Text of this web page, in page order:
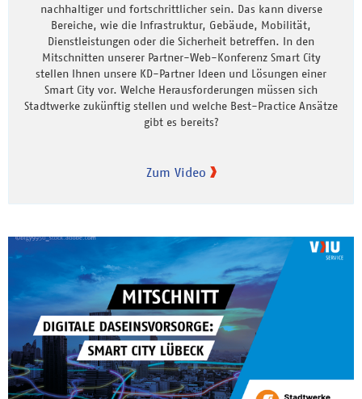
nachhaltiger und fortschrittlicher sein. Das kann diverse
Bereiche, wie die Infrastruktur, Gebäude, Mobilität,
Dienstleistungen oder die Sicherheit betreffen. In den
Mitschnitten unserer Partner-Web-Konferenz Smart City
stellen Ihnen unsere KD-Partner Ideen und Lösungen einer
Smart City vor. Welche Herausforderungen müssen sich
Stadtwerke zukünftig stellen und welche Best-Practice Ansätze
gibt es bereits?
Zum Video